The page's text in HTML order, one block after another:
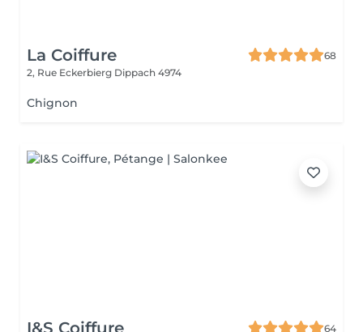
La Coiffure
68
2, Rue Eckerbierg Dippach 4974
Chignon
I&S Coiffure 64